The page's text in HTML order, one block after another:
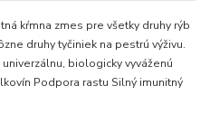
kŕmna zmes pre všetky druhy rýb
druhy tyčiniek na pestrú výživu.
biologicky vyváženú
Podpora rastu Silný imunitný